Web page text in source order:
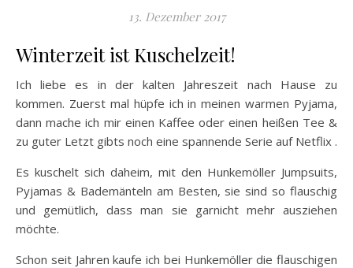
13. Dezember 2017
Winterzeit ist Kuschelzeit!
Ich liebe es in der kalten Jahreszeit nach Hause zu
kommen. Zuerst mal hüpfe ich in meinen warmen Pyjama,
dann mache ich mir einen Kaffee oder einen heißen Tee &
zu guter Letzt gibts noch eine spannende Serie auf Netflix .
Es kuschelt sich daheim, mit den Hunkemöller Jumpsuits,
Pyjamas & Bademänteln am Besten, sie sind so flauschig
und gemütlich, dass man sie garnicht mehr ausziehen
möchte.
Schon seit Jahren kaufe ich bei Hunkemöller die flauschigen